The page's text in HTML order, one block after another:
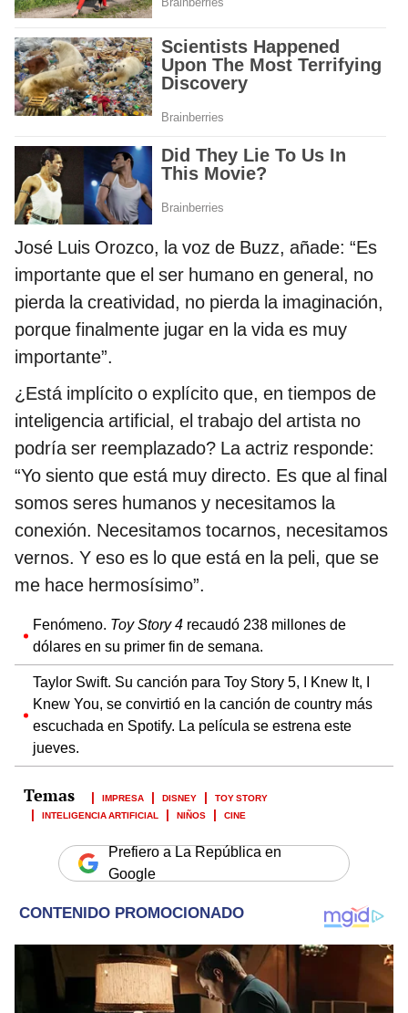
José Luis Orozco, la voz de Buzz, añade: “Es
importante que el ser humano en general, no
pierda la creatividad, no pierda la imaginación,
porque finalmente jugar en la vida es muy
importante”.
¿Está implícito o explícito que, en tiempos de
inteligencia artificial, el trabajo del artista no
podría ser reemplazado? La actriz responde:
“Yo siento que está muy directo. Es que al final
somos seres humanos y necesitamos la
conexión. Necesitamos tocarnos, necesitamos
vernos. Y eso es lo que está en la peli, que se
me hace hermosísimo”.
Fenómeno. Toy Story 4 recaudó 238 millones de
dólares en su primer fin de semana.
Taylor Swift. Su canción para Toy Story 5, I Knew It, I
Knew You, se convirtió en la canción de country más
escuchada en Spotify. La película se estrena este
jueves.
IMPRESA DISNEY
TOY STORY
INTELIGENCIA ARTIFICIAL
NIÑOS CINE
Prefiero a La República en
Google